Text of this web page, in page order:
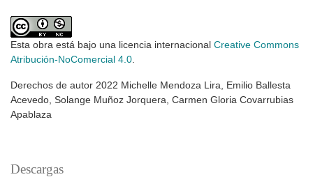
Esta obra está bajo una licencia internacional Creative Commons
Atribución-NoComercial 4.0
Derechos de autor 2022 Michelle Mendoza Lira, Emilio Ballesta
Acevedo, Solange Muñoz Jorquera, Carmen Gloria Covarrubias
Apablaza
Descargas